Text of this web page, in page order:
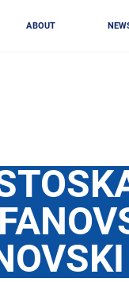
ABOUT